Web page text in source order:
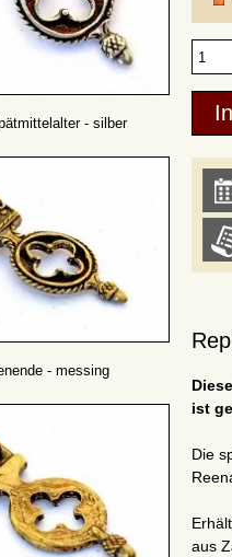
- silber
- messing
ist
Die
aus